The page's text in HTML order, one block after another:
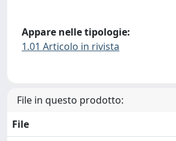
Appare nelle tipologie:
1.01 Articolo in rivista
File in questo prodotto:
File